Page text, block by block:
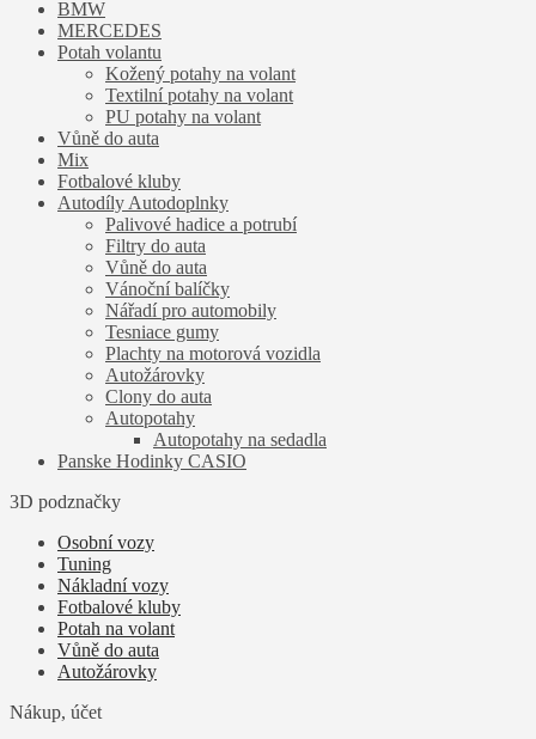
BMW
MERCEDES
Potah volantu
Kožený potahy na volant
Textilní potahy na volant
PU potahy na volant
Vůně do auta
Mix
Fotbalové kluby
Autodíly Autodoplnky
Palivové hadice a potrubí
Filtry do auta
Vůně do auta
Vánoční balíčky
Nářadí pro automobily
Tesniace gumy
Plachty na motorová vozidla
Autožárovky
Clony do auta
Autopotahy
Autopotahy na sedadla
Panske Hodinky CASIO
3D podznačky
Osobní vozy
Tuning
Nákladní vozy
Fotbalové kluby
Potah na volant
Vůně do auta
Autožárovky
Nákup, účet